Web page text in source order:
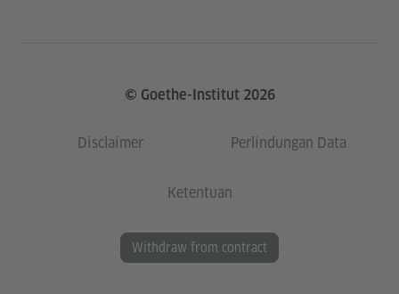
© Goethe-Institut 2026
Disclaimer Perlindungan Data
Ketentuan
Withdraw from contract